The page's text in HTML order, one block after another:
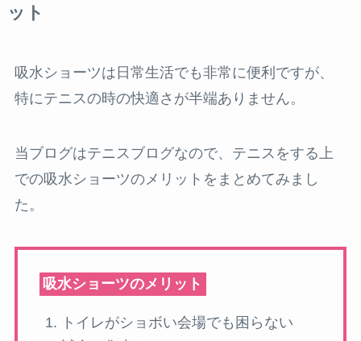
ット
吸水ショーツは日常生活でも非常に便利ですが、
特にテニスの時の快適さが半端ありません。
当ブログはテニスブログなので、テニスをする上
での吸水ショーツのメリットをまとめてみまし
た。
吸水ショーツのメリット
トイレがショボい会場でも困らない